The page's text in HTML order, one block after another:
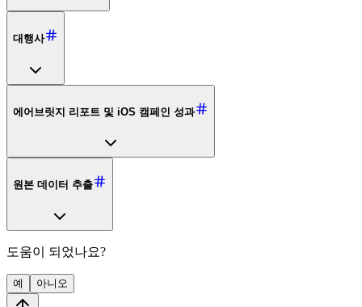
대행사
에어브릿지 리포트 및 iOS 캠페인 성과
원본 데이터 추출
도움이 되었나요?
예 아니오